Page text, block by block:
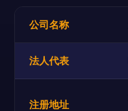
公司名称
法人代表
注册地址